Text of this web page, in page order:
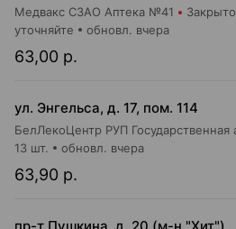
Медвакс СЗАО Аптека №41 Закрыто
63,00 р.
уточняйте обновл. вчера
ул. Энгельса, д. 17, пом. 114
63,90 р.
13 шт. обновл. вчера